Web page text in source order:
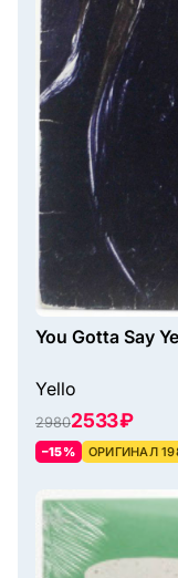
You Gotta Say
Yello
29802533 ₽
–15% ОРИГИНАЛ